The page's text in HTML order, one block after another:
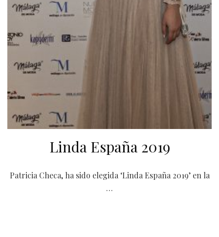
Linda España 2019
Patricia Checa, ha sido elegida ‘Linda España 2019’ en la
…